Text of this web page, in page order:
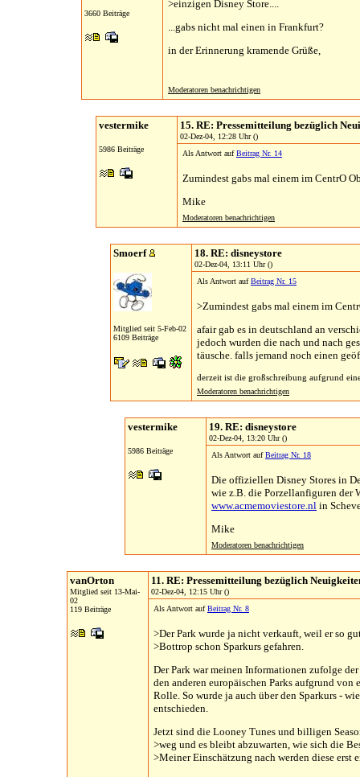
3660 Beiträge
>einzigen Disney Store....
...gabs nicht mal einen in Frankfurt?
in der Erinnerung kramende Grüße,
Moderatoren benachrichtigen
vestermike
5986 Beiträge
15. RE: Pressemitteilung bezüglich
02-Dez-04, 12:28 Uhr ()
Als Antwort aufBeitrag Nr. 14
Zumindest gabs mal einem im CentrO
Mike
Moderatoren benachrichtigen
Smoerf
Mitglied seit 5-Feb-02
6109 Beiträge
18. RE: disneystore
02-Dez-04, 13:11 Uhr ()
Als Antwort aufBeitrag Nr. 15
>Zumindest gabs mal einem im
afair gab es in deutschland an
jedoch wurden die nach und nach
täusche. falls jemand noch einen
derzeit ist die großschreibung aufgrund
Moderatoren benachrichtigen
vestermike
5986 Beiträge
19. RE: disneystore
02-Dez-04, 13:20 Uhr ()
Als Antwort aufBeitrag Nr. 18
Die offiziellen Disney Stores in
wie z.B. die Porzellanfiguren der
www.acmemoviestore.nl in
Mike
Moderatoren benachrichtigen
vanOrton
Mitglied seit 13-Mai-
02
119 Beiträge
11. RE: Pressemitteilung bezüglich
02-Dez-04, 12:15 Uhr ()
Als Antwort aufBeitrag Nr. 8
>Der Park wurde ja nicht verkauft, weil er so
>Bottrop schon Sparkurs gefahren.
Der Park war meinen Informationen zufolge
den anderen europäischen Parks aufgrund
Rolle. So wurde ja auch über den Sparkurs -
entschieden.
Jetzt sind die Looney Tunes und billigen
>weg und es bleibt abzuwarten, wie sich die
>Meiner Einschätzung nach werden diese erst